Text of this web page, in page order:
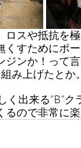
スや抵抗を
すためにポー
ンか！って
み上げたとか。
く出来る”B”
ので非常に楽